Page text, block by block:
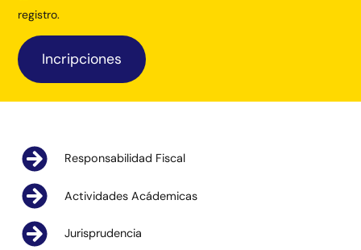
registro.
Incripciones
Responsabilidad Fiscal
Actividades Acádemicas
Jurisprudencia